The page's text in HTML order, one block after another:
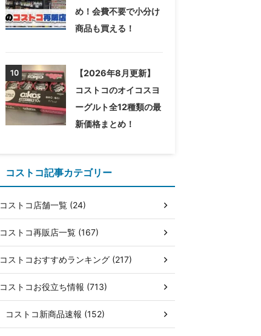
め！会費不要で小分け
商品も買える！
10
【2026年8月更新】
コストコのオイコスヨ
ーグルト全12種類の最
新価格まとめ！
コストコ記事カテゴリー
コストコ店舗一覧 (24)
コストコ再販店一覧 (167)
コストコおすすめランキング (217)
コストコお役立ち情報 (713)
コストコ新商品速報 (152)